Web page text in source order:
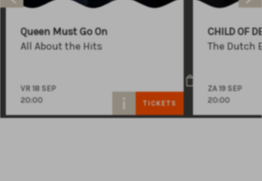
Queen Must Go On
All About the Hits
VR 18 SEP
20:00
TICKETS
CHILD OF
The Dutch
ZA 19 SEP
20:00
+31 (0)591 - 850 856
info@atlastheater.nl